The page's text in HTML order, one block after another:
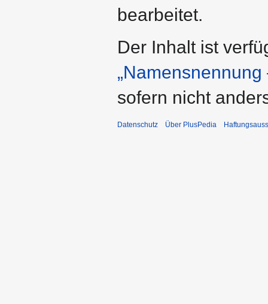
bearbeitet.
Der Inhalt ist
sofern nicht
Datenschutz Über PlusPedia